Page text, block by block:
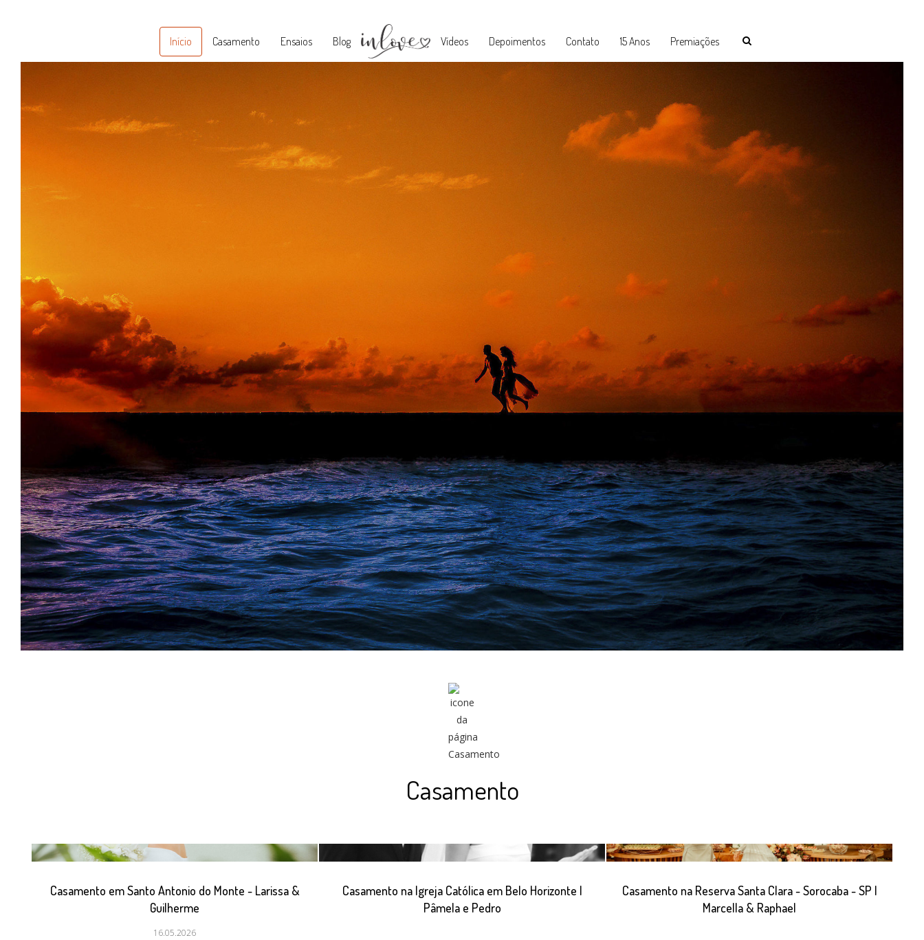
Início Casamento Ensaios Blog Vídeos Depoimentos Contato 15 Anos Premiações
Casamento
Casamento em Santo Antonio do Monte - Larissa &
Guilherme
16.05.2026
Casamento na Igreja Católica em Belo Horizonte |
Pâmela e Pedro
Casamento na Reserva Santa Clara - Sorocaba - SP |
Marcella & Raphael